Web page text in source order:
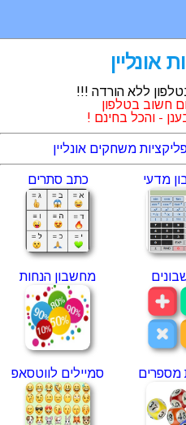
חידות
ארץ עיר
מצחיקות מגניבות
פוקימון גו מצא הבדלים
אשליות צביעה אונליין
חדשים
אונליין
ללא הורדה !!!
חשוב בטלפון
- והכל בחינם !
משחקים אונליין
מדעי כתב סתרים
מחשבון הנחות
מספרים סמיילים לווטסאפ